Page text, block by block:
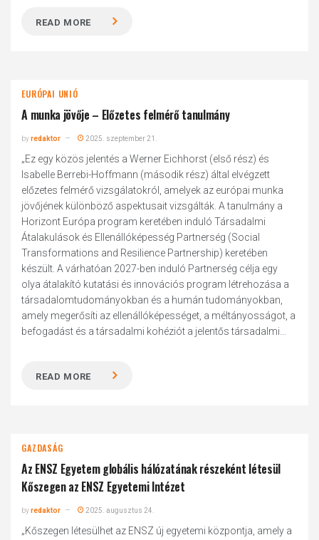
READ MORE
EURÓPAI UNIÓ
A munka jövője – Előzetes felmérő tanulmány
byredaktor 2025. szeptember 21.
„Ez egy közös jelentés a Werner Eichhorst (első rész) és
Isabelle Berrebi-Hoffmann (második rész) által elvégzett
előzetes felmérő vizsgálatokról, amelyek az európai munka
jövőjének különböző aspektusait vizsgálták. A tanulmány a
Horizont Európa program keretében induló Társadalmi
Átalakulások és Ellenállóképesség Partnerség (Social
Transformations and Resilience Partnership) keretében
készült. A várhatóan 2027-ben induló Partnerség célja egy
olya átalakító kutatási és innovációs program létrehozása a
társadalomtudományokban és a humán tudományokban,
amely megerősíti az ellenállóképességet, a méltányosságot, a
befogadást és a társadalmi kohéziót a jelentős társadalmi...
READ MORE
GAZDASÁG
Az ENSZ Egyetem globális hálózatának részeként létesül
Kőszegen az ENSZ Egyetemi Intézet
byredaktor 2025. augusztus 24.
„Kőszegen létesülhet az ENSZ új egyetemi központja, amely a